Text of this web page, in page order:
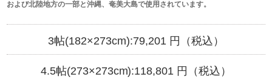
および北陸地方の一部と沖縄、奄美大島で使用されています。
3帖(182×273cm):79,201 円（税込）
4.5帖(273×273cm):118,801 円（税込）